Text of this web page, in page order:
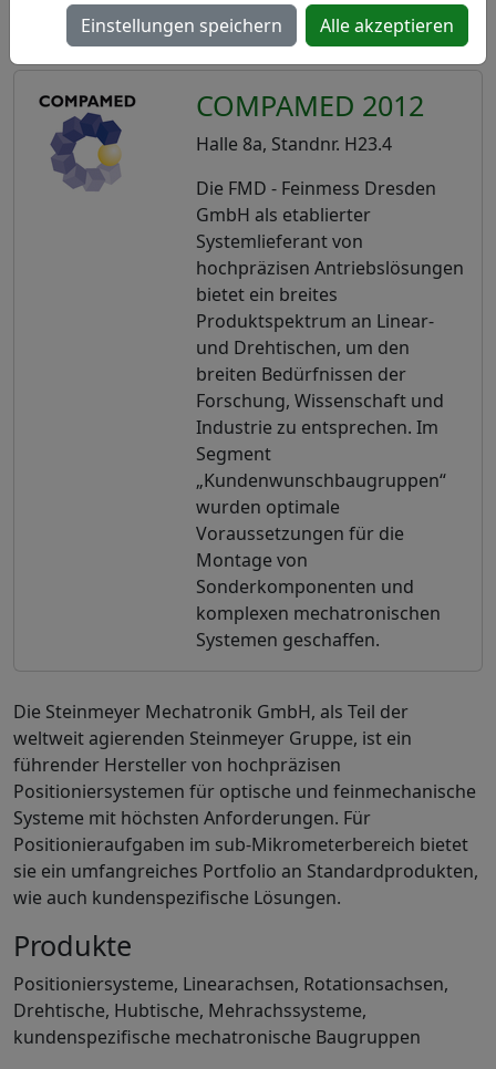
COMPAMED 2012
Halle 8a, Standnr. H23.4
Die FMD - Feinmess Dresden
GmbH als etablierter
Systemlieferant von
hochpräzisen Antriebslösungen
bietet ein breites
Produktspektrum an Linear-
und Drehtischen, um den
breiten Bedürfnissen der
Forschung, Wissenschaft und
Industrie zu entsprechen. Im
Segment
„Kundenwunschbaugruppen“
wurden optimale
Voraussetzungen für die
Montage von
Sonderkomponenten und
komplexen mechatronischen
Systemen geschaffen.
Die Steinmeyer Mechatronik GmbH, als Teil der
weltweit agierenden Steinmeyer Gruppe, ist ein
führender Hersteller von hochpräzisen
Positioniersystemen für optische und feinmechanische
Systeme mit höchsten Anforderungen. Für
Positionieraufgaben im sub-Mikrometerbereich bietet
sie ein umfangreiches Portfolio an Standardprodukten,
wie auch kundenspezifische Lösungen.
Produkte
Positioniersysteme, Linearachsen, Rotationsachsen,
Drehtische, Hubtische, Mehrachssysteme,
kundenspezifische mechatronische Baugruppen
Einstellungen speichern Alle akzeptieren